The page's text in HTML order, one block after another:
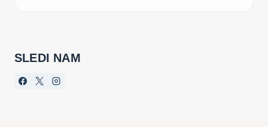
SLEDI NAM